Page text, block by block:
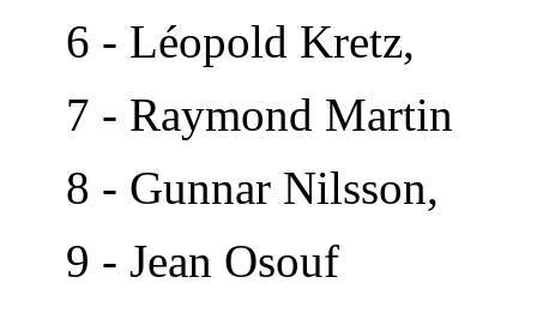
6 - Léopold Kretz,
7 - Raymond Martin
8 - Gunnar Nilsson,
9 - Jean Osouf